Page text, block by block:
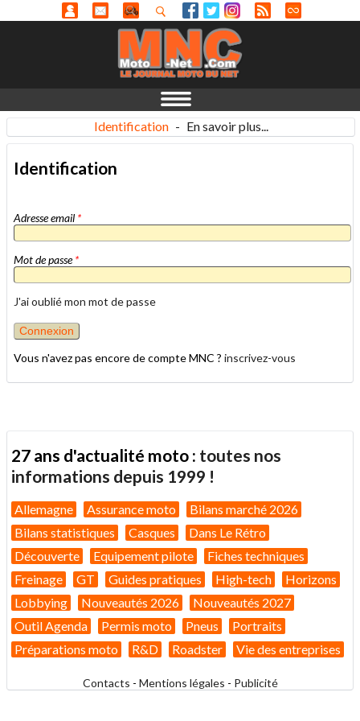
Identification - En savoir plus...
Identification
Adresse email *
Mot de passe*
J'ai oublié mon mot de passe
Vous n'avez pas encore de compte MNC ? inscrivez-vous
27 ans d'actualité moto : toutes nos
informations depuis 1999 !
Allemagne Assurance moto
Bilans marché 2026
Bilans statistiques
Casques
Dans Le Rétro
Découverte
Equipement pilote
Fiches techniques
Freinage
GT Guides pratiques High-tech
Horizons
Lobbying
Nouveautés 2026
Nouveautés 2027
Outil Agenda
Permis moto Pneus
Portraits
Préparations moto
R&D Roadster Vie des entreprises
Contacts - Mentions légales - Publicité